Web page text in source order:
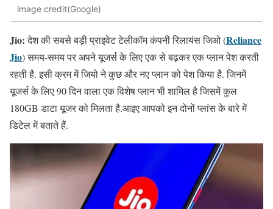
image credit(Google)
Jio:देश की सबसे बड़ी प्राइवेट टेलीकॉम कंपनी रिलायंस जिओ (Reliance
Jio) समय-समय पर अपने यूजर्स के लिए एक से बढ़कर एक प्लान पेश करती
रहती है. इसी क्रम में जियो ने कुछ और नए प्लान को पेश किया है. जिनमें
यूजर्स के लिए 90 दिन वाला एक विशेष प्लान भी शामिल है जिसमें कुल
180GB डाटा यूजर को मिलता है.आइए आपको इन दोनों प्लांस के बारे में
डिटेल में बताते हैं.